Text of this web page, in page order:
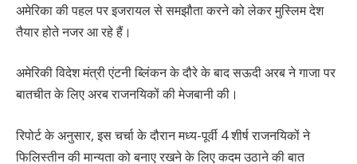
अमेरिका की पहल पर इजरायल से समझौता करने को लेकर मुस्लिम देश
तैयार होते नजर आ रहे हैं।
अमेरिकी विदेश मंत्री एंटनी ब्लिंकन के दौरे के बाद सऊदी अरब ने गाजा पर
बातचीत के लिए अरब राजनयिकों की मेजबानी की।
रिपोर्ट के अनुसार, इस चर्चा के दौरान मध्य-पूर्वी 4 शीर्ष राजनयिकों ने
फिलिस्तीन की मान्यता को बनाए रखने के लिए कदम उठाने की बात